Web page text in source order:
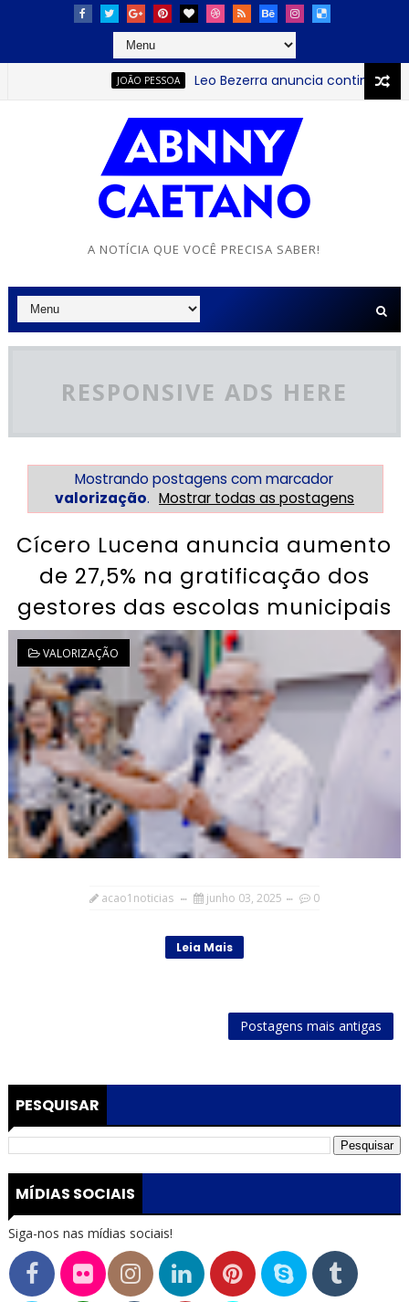
JOÃO PESSOA Leo Bezerra anuncia continuação
A NOTÍCIA QUE VOCÊ PRECISA SABER!
RESPONSIVE ADS HERE
Mostrando postagens com marcador
valorização. Mostrar todas as postagens
Cícero Lucena anuncia aumento
de 27,5% na gratificação dos
gestores das escolas municipais
VALORIZAÇÃO
acao1noticias junho 03, 2025 0
Leia Mais
Postagens mais antigas
PESQUISAR
MÍDIAS SOCIAIS
Siga-nos nas mídias sociais!